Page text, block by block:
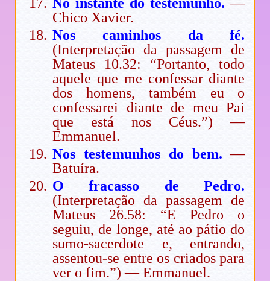
Chico Xavier.
Nos caminhos da fé.
(Interpretação da passagem de
Mateus 10.32: “Portanto, todo
aquele que me confessar diante
dos homens, também eu o
confessarei diante de meu Pai
que está nos Céus.”) —
Emmanuel.
Nos testemunhos do bem. —
Batuíra.
O fracasso de Pedro.
(Interpretação da passagem de
Mateus 26.58: “E Pedro o
seguiu, de longe, até ao pátio do
sumo-sacerdote e, entrando,
assentou-se entre os criados para
ver o fim.”) — Emmanuel.